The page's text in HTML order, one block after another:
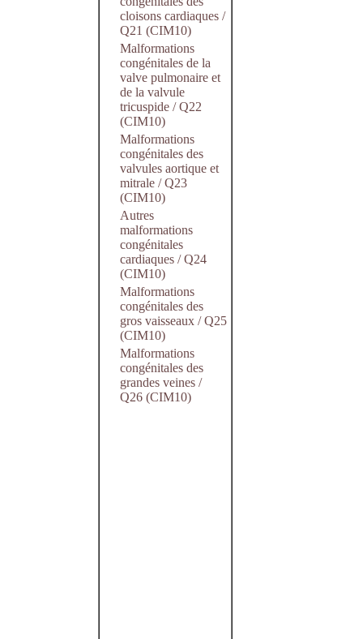
cloisons cardiaques /
Q21 (CIM10)
Malformations
congénitales de la
valve pulmonaire et
de la valvule
tricuspide / Q22
(CIM10)
Malformations
congénitales des
valvules aortique et
mitrale / Q23
(CIM10)
Autres
malformations
congénitales
cardiaques / Q24
(CIM10)
Malformations
congénitales des
gros vaisseaux / Q25
(CIM10)
Malformations
congénitales des
grandes veines /
Q26 (CIM10)